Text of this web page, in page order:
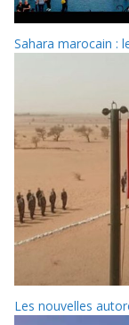
Sahara marocain :
Les nouvelles